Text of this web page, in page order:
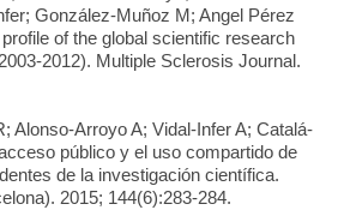
González-Muñoz M; Angel Pérez
of the global scientific research
2012). Multiple Sclerosis Journal.
Alonso-Arroyo A; Vidal-Infer A; Catalá-
público y el uso compartido de
de la investigación científica.
2015; 144(6):283-284.